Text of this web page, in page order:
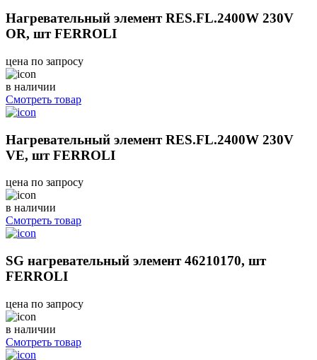
Нагревательный элемент RES.FL.2400W 230V
OR, шт FERROLI
цена по запросу
в наличии
Смотреть товар
Нагревательный элемент RES.FL.2400W 230V
VE, шт FERROLI
цена по запросу
в наличии
Смотреть товар
SG нагревательный элемент 46210170, шт
FERROLI
цена по запросу
в наличии
Смотреть товар